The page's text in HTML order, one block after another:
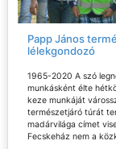
Papp János
lélekgondozó
1965-2020 A szó
munkásként élte
keze munkáját
természetjáró túrát
madárvilága címet
Fecskeház nem a